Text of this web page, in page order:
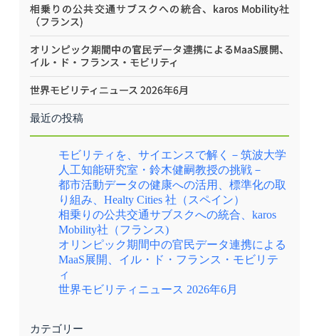
相乗りの公共交通サブスクへの統合、karos Mobility社
（フランス)
オリンピック期間中の官民データ連携によるMaaS展開、
イル・ド・フランス・モビリティ
世界モビリティニュース 2026年6月
最近の投稿
モビリティを、サイエンスで解く－筑波大学
人工知能研究室・鈴木健嗣教授の挑戦－
都市活動データの健康への活用、標準化の取
り組み、Healty Cities 社（スペイン）
相乗りの公共交通サブスクへの統合、karos
Mobility社（フランス)
オリンピック期間中の官民データ連携による
MaaS展開、イル・ド・フランス・モビリテ
ィ
世界モビリティニュース 2026年6月
カテゴリー